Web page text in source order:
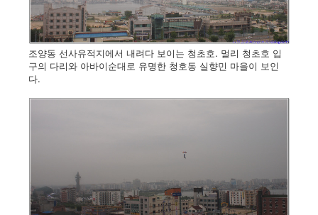
조양동 선사유적지에서 내려다 보이는 청초호. 멀리 청초호 입
구의 다리와 아바이순대로 유명한 청호동 실향민 마을이 보인
다.